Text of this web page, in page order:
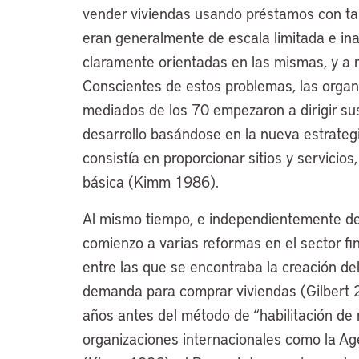
vender viviendas usando préstamos con
eran generalmente de escala limitada e
claramente orientadas en las mismas, y
Conscientes de estos problemas, las
mediados de los 70 empezaron a dirigir
desarrollo basándose en la nueva
consistía en proporcionar sitios y
básica (Kimm 1986).
Al mismo tiempo, e independientemente
comienzo a varias reformas en el sector
entre las que se encontraba la creación
demanda para comprar viviendas
años antes del método de “habilitación
organizaciones internacionales como la